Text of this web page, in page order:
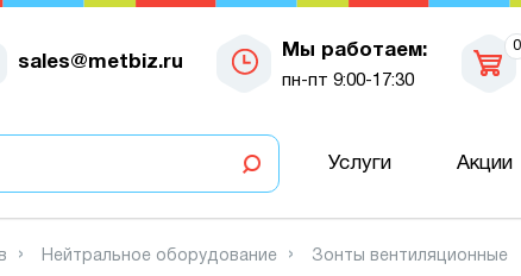
sales@metbiz.ru
Мы работаем:
пн-пт 9:00-17:30
0
Услуги Акции
Нейтральное оборудование Зонты вентиляционные